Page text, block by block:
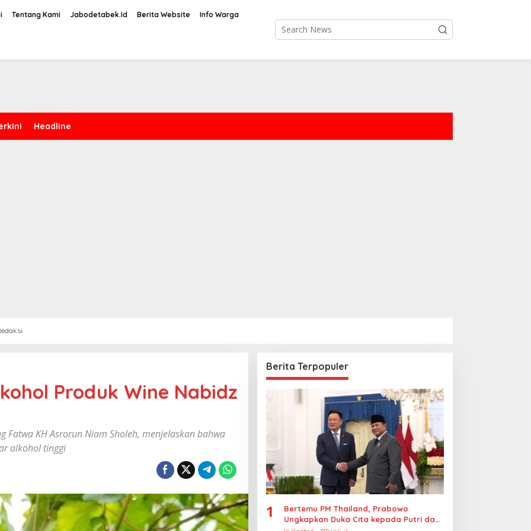
Tentang Kami Jabodetabek.Id Berita Website Info Warga
Headline
Produk Wine Nabidz
Fatwa KH Asrorun Niam Sholeh, menjelaskan bahwa
alkohol tinggi
Berita Terpopuler
1
Bertemu PM Thailand, Prabowo
Ungkapkan Duka Cita kepada Putri dan